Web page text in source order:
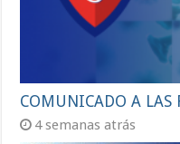
COMUNICADO A LAS
4 semanas atrás